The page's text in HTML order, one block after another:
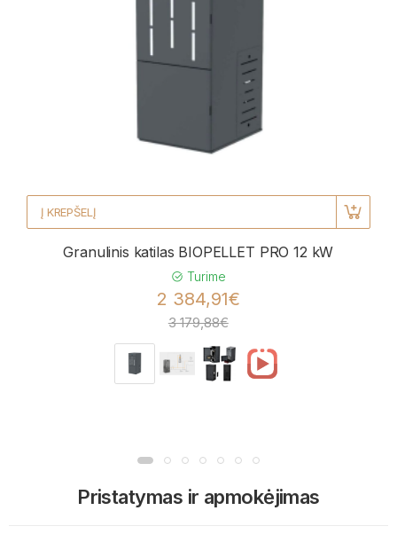
Į KREPŠELĮ
Granulinis katilas BIOPELLET PRO 12 kW
Turime
2 384,91€
3 179,88€
Pristatymas ir apmokėjimas